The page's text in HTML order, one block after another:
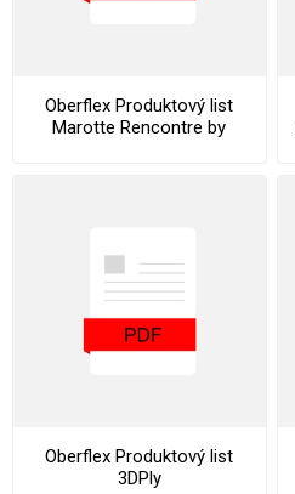
Oberflex Produktový list
Marotte Rencontre by
Oberflex Produktový list
3DPly